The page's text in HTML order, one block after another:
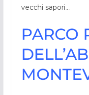
vecchi sapori…
PARCO